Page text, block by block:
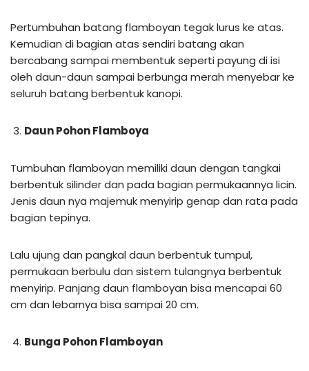
Pertumbuhan batang flamboyan tegak lurus ke atas.
Kemudian di bagian atas sendiri batang akan
bercabang sampai membentuk seperti payung di isi
oleh daun-daun sampai berbunga merah menyebar ke
seluruh batang berbentuk kanopi.
Daun Pohon Flamboya
Tumbuhan flamboyan memiliki daun dengan tangkai
berbentuk silinder dan pada bagian permukaannya licin.
Jenis daun nya majemuk menyirip genap dan rata pada
bagian tepinya.
Lalu ujung dan pangkal daun berbentuk tumpul,
permukaan berbulu dan sistem tulangnya berbentuk
menyirip. Panjang daun flamboyan bisa mencapai 60
cm dan lebarnya bisa sampai 20 cm.
Bunga Pohon Flamboyan